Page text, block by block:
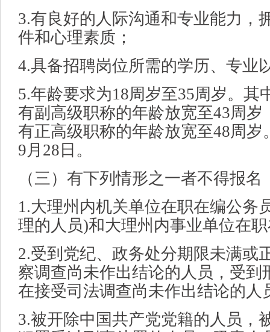
3.有良好的人际沟通和专业能力，
件和心理素质；
4.具备招聘岗位所需的学历、专业
5.年龄要求为18周岁至35周岁。其
有副高级职称的年龄放宽至43周
有正高级职称的年龄放宽至48周岁
9月28日。
（三）有下列情形之一者不得报名
1.大理州内机关单位在职在编公务
理的人员)和大理州内事业单位在
2.受到党纪、政务处分期限未满或
察调查尚未作出结论的人员，受到
在接受司法调查尚未作出结论的人
3.被开除中国共产党党籍的人员，